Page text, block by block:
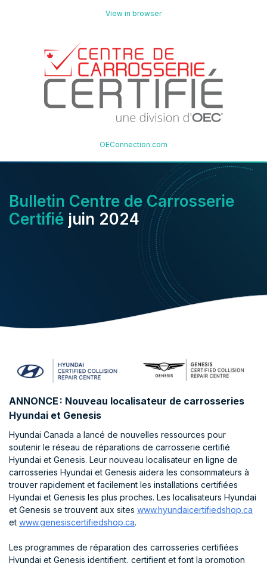
View in browser
OEConnection.com
Bulletin Centre de Carrosserie
Certifié juin 2024
ANNONCE : Nouveau localisateur de carrosseries
Hyundai et Genesis
Hyundai Canada a lancé de nouvelles ressources pour
soutenir le réseau de réparations de carrosserie certifié
Hyundai et Genesis. Leur nouveau localisateur en ligne de
carrosseries Hyundai et Genesis aidera les consommateurs à
trouver rapidement et facilement les installations certifiées
Hyundai et Genesis les plus proches. Les localisateurs Hyundai
et Genesis se trouvent aux sites www.hyundaicertifiedshop.ca
et www.genesiscertifiedshop.ca.
Les programmes de réparation des carrosseries certifiées
Hyundai et Genesis identifient, certifient et font la promotion